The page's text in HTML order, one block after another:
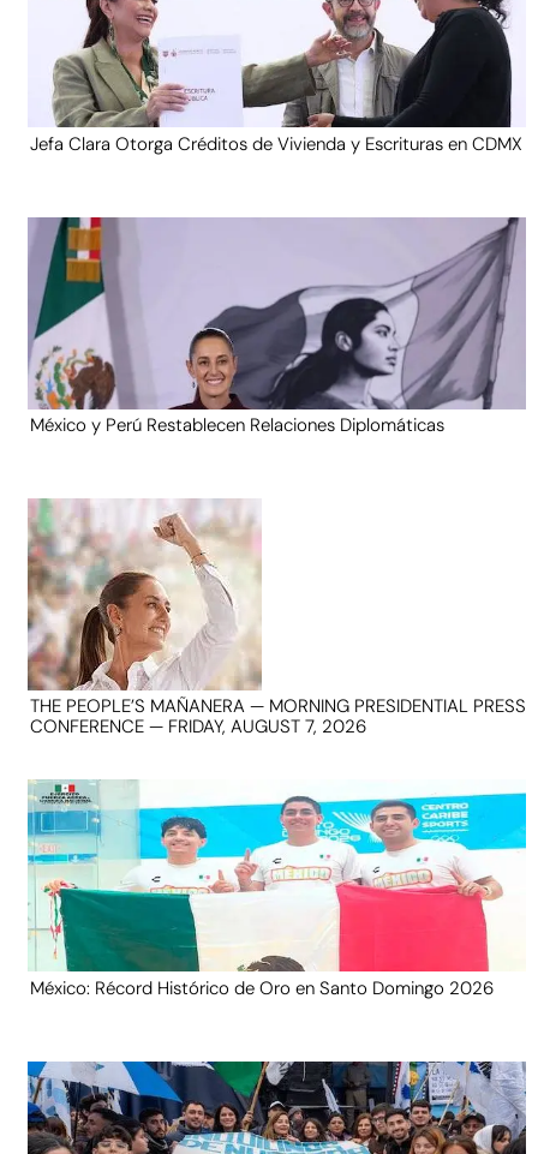
Jefa Clara Otorga Créditos de Vivienda y Escrituras en CDMX
México y Perú Restablecen Relaciones Diplomáticas
THE PEOPLE’S MAÑANERA — MORNING PRESIDENTIAL PRESS
CONFERENCE — FRIDAY, AUGUST 7, 2026
México: Récord Histórico de Oro en Santo Domingo 2026